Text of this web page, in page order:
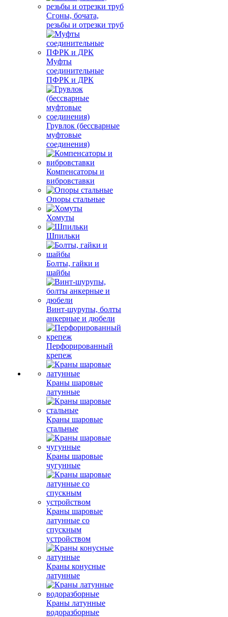
Сгоны, бочата,
резьбы и отрезки труб
Муфты
соединительные
ПФРК и ДРК
Грувлок (бессварные
муфтовые
соединения)
Компенсаторы и
вибровставки
Опоры стальные
Хомуты
Шпильки
Болты, гайки и
шайбы
Винт-шурупы, болты
анкерные и дюбели
Перфорированный
крепеж
Краны шаровые
латунные
Краны шаровые
стальные
Краны шаровые
чугунные
Краны шаровые
латунные со
спускным
устройством
Краны конусные
латунные
Краны латунные
водоразборные